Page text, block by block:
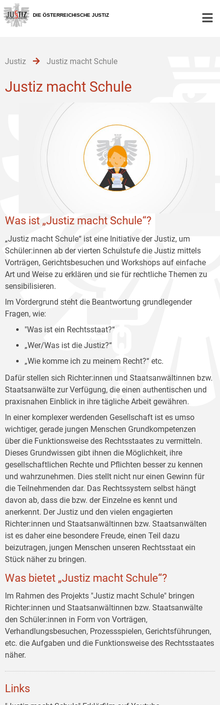
Zur
Hauptnavigation
[1]
Zum
Inhalt
[2]
Zum
Untermenü
[3]
DIE ÖSTERREICHISCHE JUSTIZ
Justiz Justiz macht Schule
Justiz macht Schule
Was ist „Justiz macht Schule“?
„Justiz macht Schule“ ist eine Initiative der Justiz, um
Schüler:innen ab der vierten Schulstufe die Justiz mittels
Vorträgen, Gerichtsbesuchen und Workshops auf einfache
Art und Weise zu erklären und sie für rechtliche Themen zu
sensibilisieren.
Im Vordergrund steht die Beantwortung grundlegender
Fragen, wie:
"Was ist ein Rechtsstaat?“
„Wer/Was ist die Justiz?“
„Wie komme ich zu meinem Recht?“ etc.
Dafür stellen sich Richter:innen und Staatsanwältinnen bzw.
Staatsanwälte zur Verfügung, die einen authentischen und
praxisnahen Einblick in ihre tägliche Arbeit gewähren.
In einer komplexer werdenden Gesellschaft ist es umso
wichtiger, gerade jungen Menschen Grundkompetenzen
über die Funktionsweise des Rechtsstaates zu vermitteln.
Dieses Grundwissen gibt ihnen die Möglichkeit, ihre
gesellschaftlichen Rechte und Pflichten besser zu kennen
und wahrzunehmen. Dies stellt nicht nur einen Gewinn für
die Teilnehmenden dar. Das Rechtssystem selbst hängt
davon ab, dass die bzw. der Einzelne es kennt und
anerkennt. Der Justiz und den vielen engagierten
Richter:innen und Staatsanwältinnen bzw. Staatsanwälten
ist es daher eine besondere Freude, einen Teil dazu
beizutragen, jungen Menschen unseren Rechtsstaat ein
Stück näher zu bringen.
Was bietet „Justiz macht Schule“?
Im Rahmen des Projekts "Justiz macht Schule" bringen
Richter:innen und Staatsanwältinnen bzw. Staatsanwälte
den Schüler:innen in Form von Vorträgen,
Verhandlungsbesuchen, Prozessspielen, Gerichtsführungen,
etc. die Aufgaben und die Funktionsweise des Rechtsstaates
näher.
Links